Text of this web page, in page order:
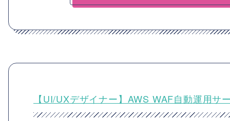
【UI/UXデザイナー】AWS WAF自動運用サ